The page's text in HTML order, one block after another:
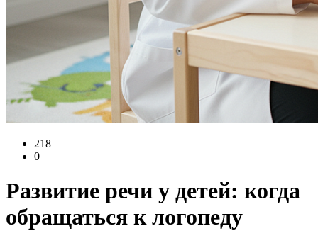
218
0
Развитие речи у детей: когда
обращаться к логопеду